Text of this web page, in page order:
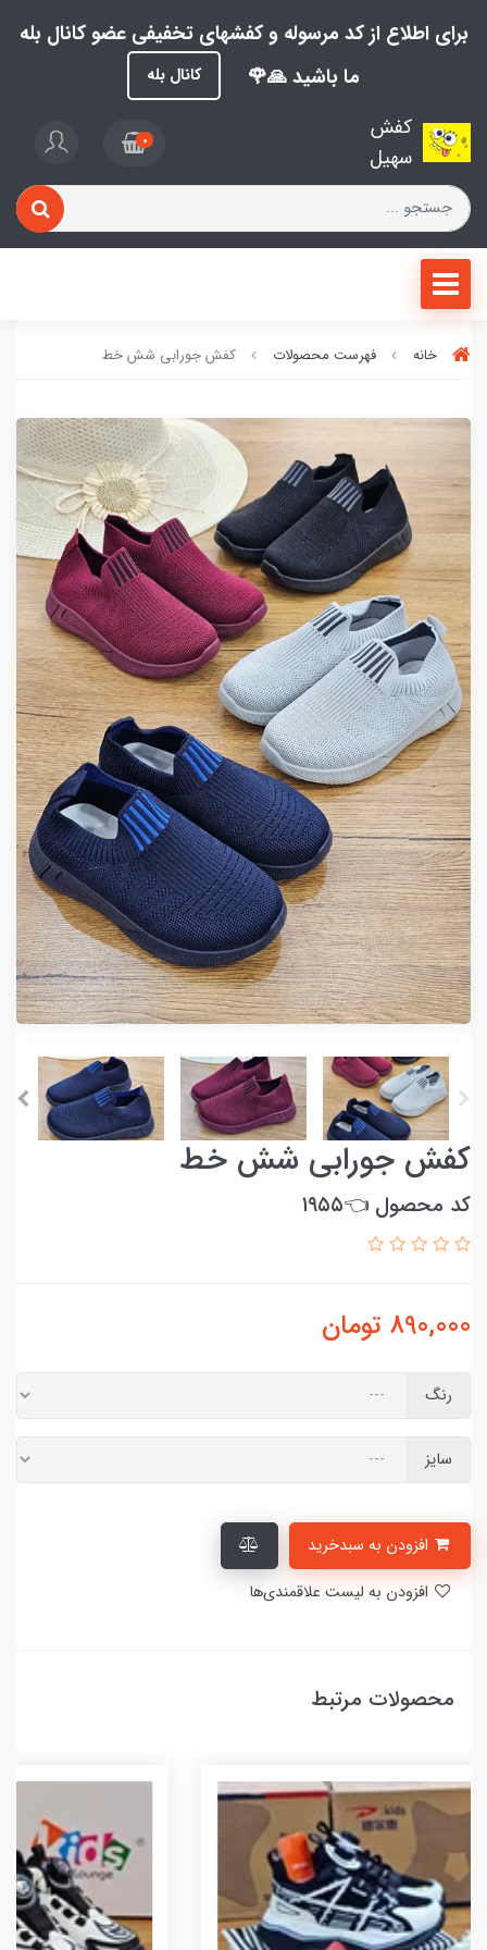
برای اطلاع از کد مرسوله و کفشهای تخفیفی عضو کانال بله
ما باشید 🙏🌹
کانال بله
کفش
سهیل
0
خانه فهرست محصولات کفش جورابی شش خط
کفش جورابی شش خط
کد محصول 👈۱۹۵۵
890,000 تومان
رنگ
سایز
محصولات مرتبط